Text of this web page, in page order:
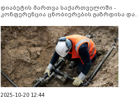
დიაბეტის მართვა საქართველოში -
კონფერენცია ცნობიერების გაზრდისა და
2025-10-20 12:44